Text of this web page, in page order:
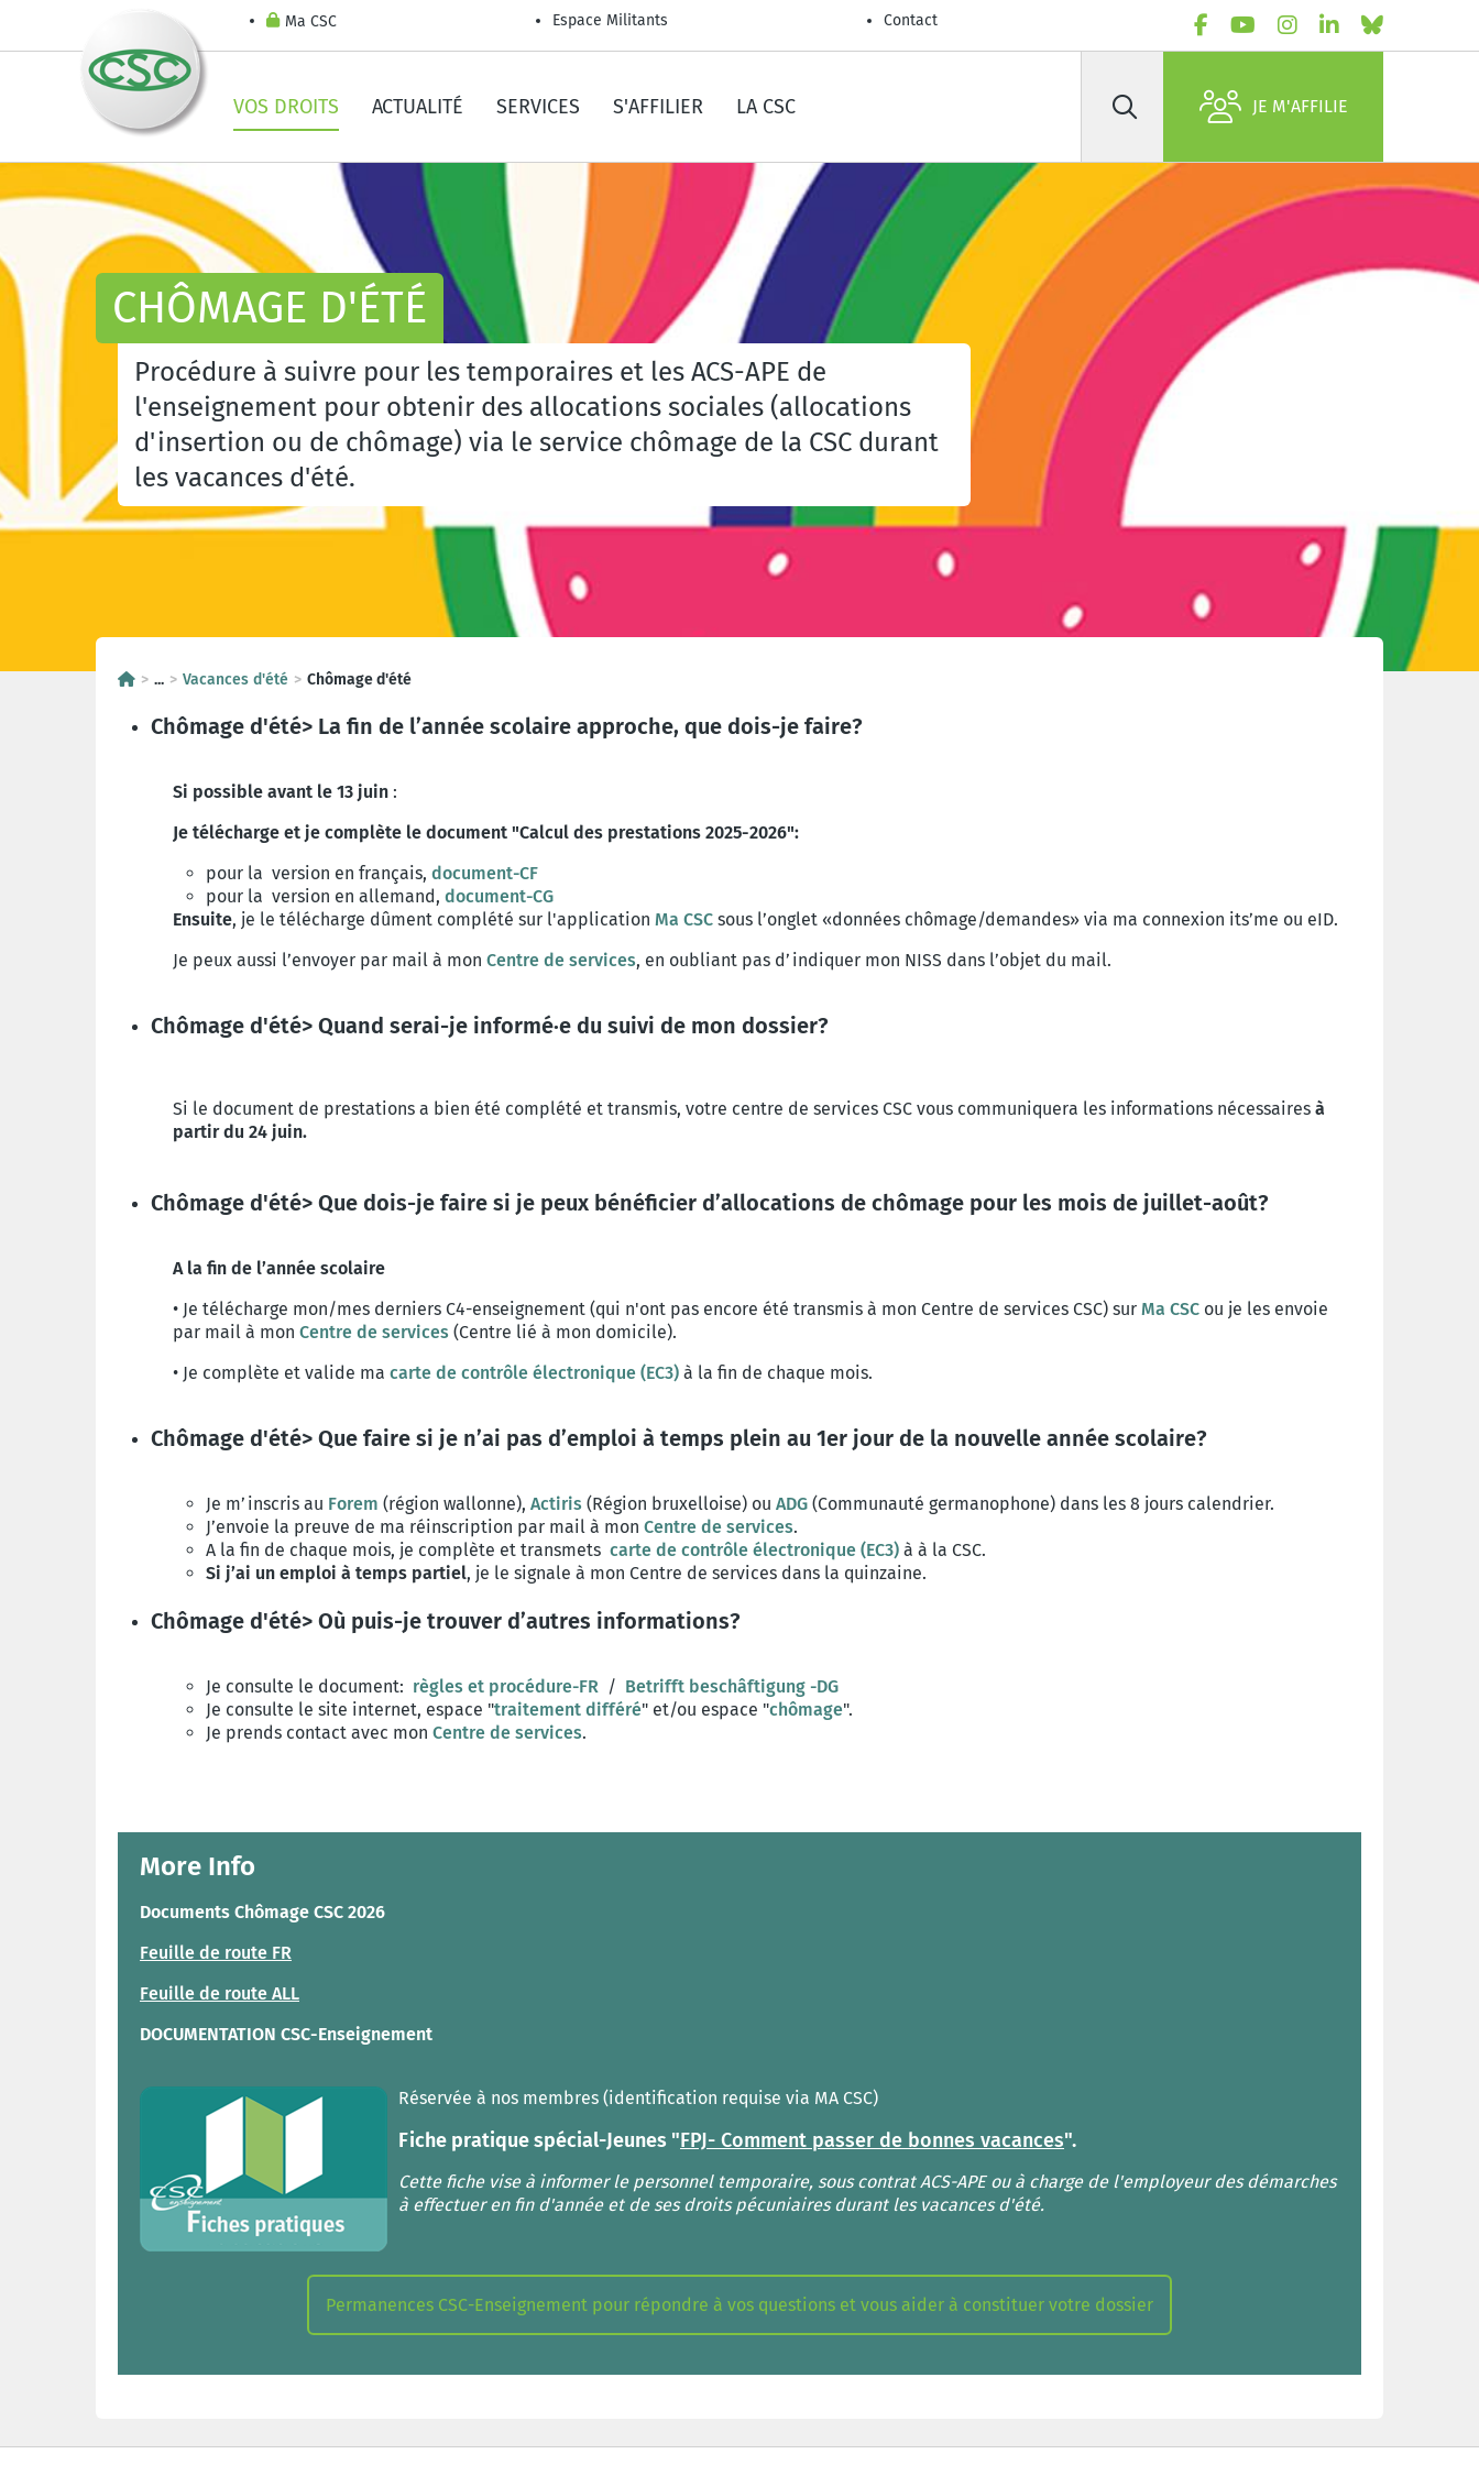
Ma CSC Espace Militants Contact
VOS DROITS ACTUALITÉ SERVICES S'AFFILIER LA CSC Rechercher JE M'AFFILIE
CHÔMAGE D'ÉTÉ
Procédure à suivre pour les temporaires et les ACS-APE de
l'enseignement pour obtenir des allocations sociales (allocations
d'insertion ou de chômage) via le service chômage de la CSC durant
les vacances d'été.
... Vacances d'été Chômage d'été
Chômage d'été> La fin de l’année scolaire approche, que dois-je faire?
Si possible avant le 13 juin :
Je télécharge et je complète le document "Calcul des prestations 2025-2026":
pour la version en français, document-CF
pour la version en allemand, document-CG
Ensuite, je le télécharge dûment complété sur l'application Ma CSC sous l’onglet «données chômage/demandes» via ma connexion its’me ou eID.
Je peux aussi l’envoyer par mail à mon Centre de services, en oubliant pas d’indiquer mon NISS dans l’objet du mail.
Chômage d'été> Quand serai-je informé·e du suivi de mon dossier?
Si le document de prestations a bien été complété et transmis, votre centre de services CSC vous communiquera les informations nécessaires à
partir du 24 juin.
Chômage d'été> Que dois-je faire si je peux bénéficier d’allocations de chômage pour les mois de juillet-août?
A la fin de l’année scolaire
• Je télécharge mon/mes derniers C4-enseignement (qui n'ont pas encore été transmis à mon Centre de services CSC) sur Ma CSC ou je les envoie
par mail à mon Centre de services (Centre lié à mon domicile).
• Je complète et valide ma carte de contrôle électronique (EC3) à la fin de chaque mois.
Chômage d'été> Que faire si je n’ai pas d’emploi à temps plein au 1er jour de la nouvelle année scolaire?
Je m’inscris au Forem (région wallonne), Actiris (Région bruxelloise) ou ADG (Communauté germanophone) dans les 8 jours calendrier.
J’envoie la preuve de ma réinscription par mail à mon Centre de services.
A la fin de chaque mois, je complète et transmets carte de contrôle électronique (EC3) à à la CSC.
Si j’ai un emploi à temps partiel, je le signale à mon Centre de services dans la quinzaine.
Chômage d'été> Où puis-je trouver d’autres informations?
Je consulte le document: règles et procédure-FR / Betrifft beschâftigung -DG
Je consulte le site internet, espace "traitement différé" et/ou espace "chômage".
Je prends contact avec mon Centre de services.
More Info
Documents Chômage CSC 2026
Feuille de route FR
Feuille de route ALL
DOCUMENTATION CSC-Enseignement
Réservée à nos membres (identification requise via MA CSC)
Fiche pratique spécial-Jeunes "FPJ- Comment passer de bonnes vacances".
Cette fiche vise à informer le personnel temporaire, sous contrat ACS-APE ou à charge de l'employeur des démarches
à effectuer en fin d'année et de ses droits pécuniaires durant les vacances d'été.
Permanences CSC-Enseignement pour répondre à vos questions et vous aider à constituer votre dossier